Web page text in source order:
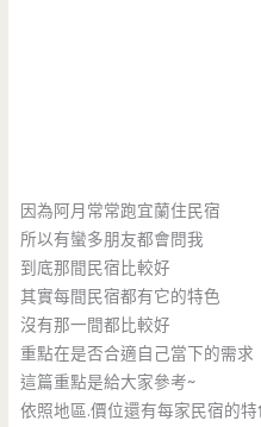
因為阿月常常跑宜蘭住民宿
所以有蠻多朋友都會問我
到底那間民宿比較好
其實每間民宿都有它的特色
沒有那一間都比較好
重點在是否合適自己當下的需求
這篇重點是給大家參考~
依照地區.價位還有每家民宿的特